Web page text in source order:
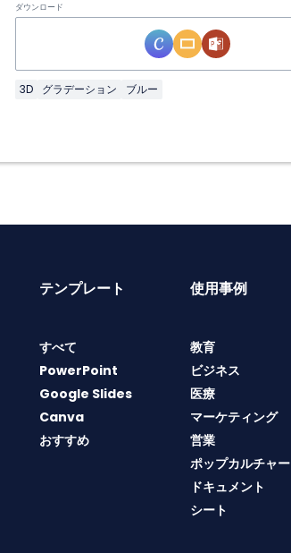
ダウンロード
3D グラデーション ブルー
テンプレート
すべて
PowerPoint
Google Slides
Canva
おすすめ
使用事例
教育
ビジネス
医療
マーケティング
営業
ポップカルチャー
ドキュメント
シート